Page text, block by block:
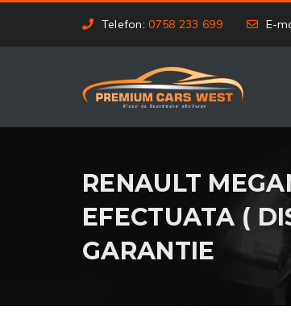
Telefon:0758 233 699 E-
RENAULT
EFECTUATA (
GARANTIE